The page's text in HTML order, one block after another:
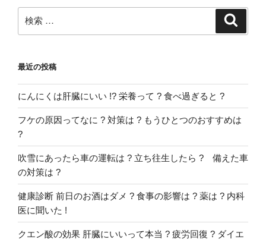
検
索:
最近の投稿
にんにくは肝臓にいい !? 栄養って ? 食べ過ぎると ?
フケの原因ってなに ? 対策は ? もうひとつのおすすめは
?
吹雪にあったら車の運転は ? 立ち往生したら ? 備えた車
の対策は ?
健康診断 前日のお酒はダメ ? 食事の影響は ? 薬は ? 内科
医に聞いた !
クエン酸の効果 肝臓にいいって本当 ? 疲労回復 ? ダイエ